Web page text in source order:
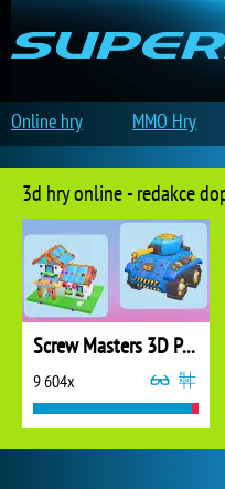
3d hry online - redakce
Screw Masters 3D Puzzle
9 604x
Online hry MMO Hry